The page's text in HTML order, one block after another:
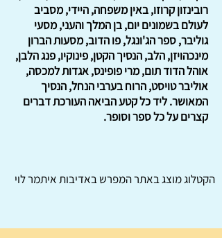
רובינזון קרוזו, באין משפחה, היידי, מסביב
לעולם בשמונים יום, בן המלך והעני, מסעי
גוליבר, ספר הג'ונגל, פו הדוב, מסעות הברון
מינכהויזן, הלב, הנסיך הקטן, פינוקיו, פנג הלבן,
אוהל הדוד תום, מרי פופינס, אגדות למכסה,
אוליבר טויסט, הרוח בערבי הנחל, הנסיך
המאושר. ליד כל קטע הביאה העורכת דברים
קצרים על כל ספר וסופר.
הקטלוג מוצג באתרהמפרשבאדיבות איתמר לוי